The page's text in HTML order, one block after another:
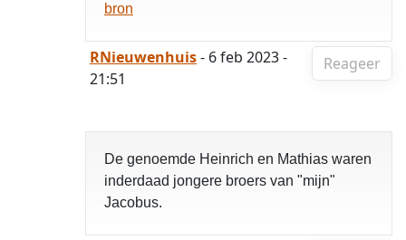
bron
Reageer
RNieuwenhuis- 6 feb 2023 -
21:51
De genoemde Heinrich en Mathias waren
inderdaad jongere broers van "mijn"
Jacobus.